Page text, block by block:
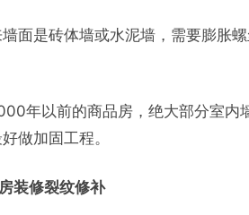
面是砖体墙或水泥墙，需要膨胀
年以前的商品房，绝大部分室内
做加固工程。
装修裂纹修补